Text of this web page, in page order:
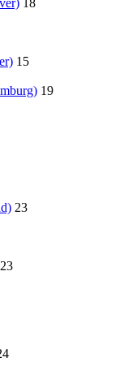
15
19
23
23